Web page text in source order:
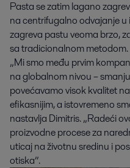
Pasta se zatim lagano
na centrifugalno odvajanje
zagreva pastu veoma brzo,
sa tradicionalnom metodom.
„Mi smo među prvim
na globalnom nivou –
povećavamo visok kvalitet
efikasnijim, a istovremeno
nastavlja Dimitris. „Radeći
proizvodne procese za
uticaj na životnu sredinu i
otiska”.